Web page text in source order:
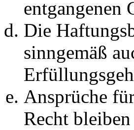
entgangenen
Die
sinngemäß
Ansprüche
Recht